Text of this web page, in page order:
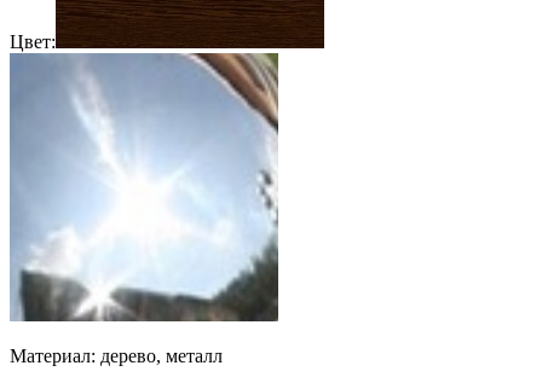
Цвет:
Материал: дерево, металл